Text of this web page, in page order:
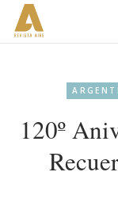
120º